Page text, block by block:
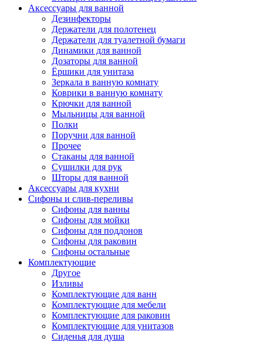
Аксессуары для ванной
Дезинфекторы
Держатели для полотенец
Держатели для туалетной бумаги
Динамики для ванной
Дозаторы для ванной
Ёршики для унитаза
Зеркала в ванную комнату
Коврики в ванную комнату
Крючки для ванной
Мыльницы для ванной
Полки
Поручни для ванной
Прочее
Стаканы для ванной
Сушилки для рук
Шторы для ванной
Аксессуары для кухни
Сифоны и слив-переливы
Сифоны для ванны
Сифоны для мойки
Сифоны для поддонов
Сифоны для раковин
Сифоны остальные
Комплектующие
Другое
Изливы
Комплектующие для ванн
Комплектующие для мебели
Комплектующие для раковин
Комплектующие для унитазов
Сиденья для душа